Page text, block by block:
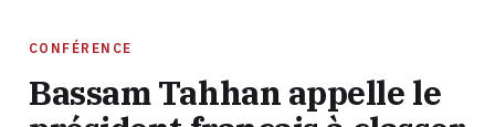
CONFÉRENCE
Bassam Tahhan appelle le